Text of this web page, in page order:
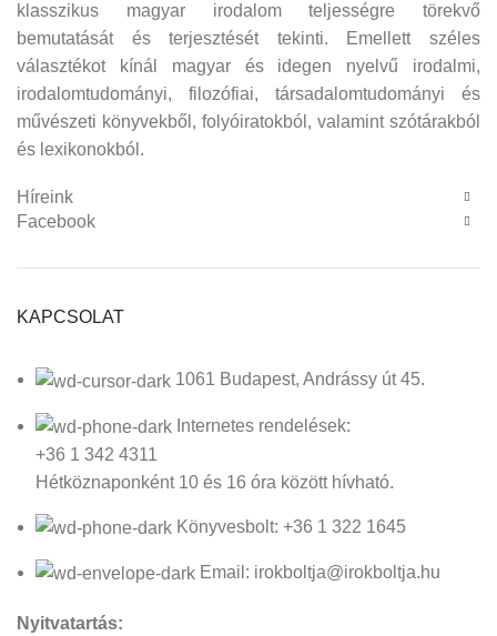
klasszikus magyar irodalom teljességre törekvő
bemutatását és terjesztését tekinti. Emellett széles
választékot kínál magyar és idegen nyelvű irodalmi,
irodalomtudományi, filozófiai, társadalomtudományi és
művészeti könyvekből, folyóiratokból, valamint szótárakból
és lexikonokból.
Híreink
Facebook
KAPCSOLAT
1061 Budapest, Andrássy út 45.
Internetes rendelések:
+36 1 342 4311
Hétköznaponként 10 és 16 óra között hívható.
Könyvesbolt: +36 1 322 1645
Email: irokboltja@irokboltja.hu
Nyitvatartás: